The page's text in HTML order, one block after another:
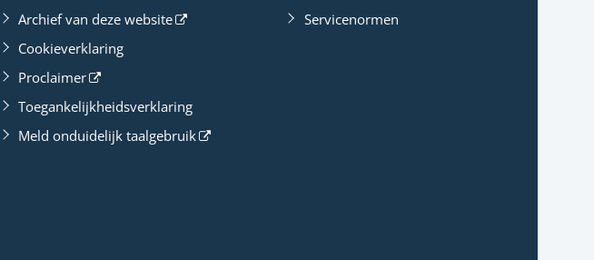
Archief van deze website
Cookieverklaring
Proclaimer
Toegankelijkheidsverklaring
Meld onduidelijk taalgebruik
Servicenormen